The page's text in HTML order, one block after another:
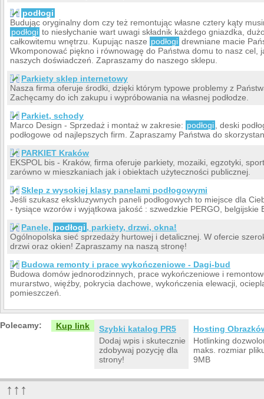
podłogi
Budując oryginalny dom czy też remontując własne cztery kąty
podłogi to niesłychanie wart uwagi składnik każdego gniazdka,
całkowitemu wnętrzu. Kupując nasze podłogi drewniane macie
Wkomponować piękno i równowagę do Państwa domu to nasz cel,
naszych doświadczeń. Zapraszamy do naszego sklepu.
Parkiety sklep internetowy
Nasza firma oferuje środki, dzięki którym typowe problemy z
Zachęcamy do ich zakupu i wypróbowania na własnej podłodze.
Parkiet, schody
Marco Design - Sprzedaż i montaż w zakresie: podłogi
, deski
podłogowe od najlepszych firm. Zapraszamy Państwa do
PARKIET Kraków
EKSPOL bis - Kraków, firma oferuje parkiety, mozaiki, egzotyki,
zarówno w mieszkaniach jak i obiektach użyteczności publicznej.
Sklep z wysokiej klasy panelami podłogowymi
Jeśli szukasz ekskluzywnych paneli podłogowych to miejsce dla
- tysiące wzorów i wyjątkowa jakość : szwedzkie PERGO, belgijskie
Panele, podłogi , parkiety, drzwi, okna!
Ogólnopolska sieć sprzedaży hurtowej i detalicznej. W ofercie
drzwi oraz okien! Zapraszamy na naszą stronę!
Budowa remonty i prace wykończeniowe - Dagi-bud
Budowa domów jednorodzinnych, prace wykończeniowe i
murarstwo, więźby, pokrycia dachowe, wykończenia elewacji,
pomieszczeń.
Polecamy: Kup link
Szybki katalog PR5
Dodaj wpis i skutecznie
zdobywaj pozycję dla
strony!
Hosting
Hotlinking
maks. rozmiar
9MB
↑↑↑